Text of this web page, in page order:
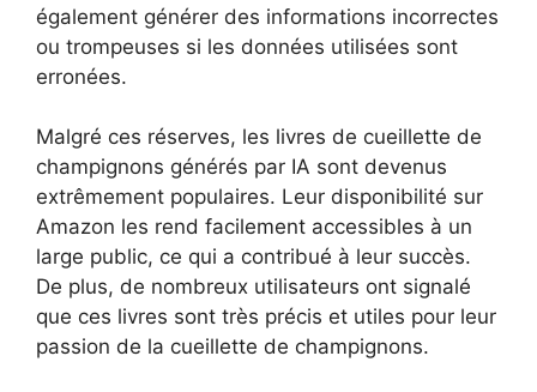
également générer des informations incorrectes
ou trompeuses si les données utilisées sont
erronées.
Malgré ces réserves, les livres de cueillette de
champignons générés par IA sont devenus
extrêmement populaires. Leur disponibilité sur
Amazon les rend facilement accessibles à un
large public, ce qui a contribué à leur succès.
De plus, de nombreux utilisateurs ont signalé
que ces livres sont très précis et utiles pour leur
passion de la cueillette de champignons.